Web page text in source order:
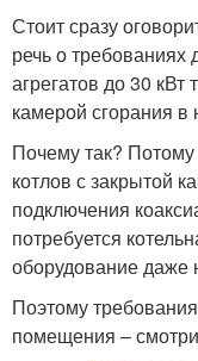
Стоит сразу
речь о требованиях
агрегатов до 30
камерой сгорания
Почему так?
котлов с закрытой
подключения
потребуется
оборудование даже
Поэтому
помещения –